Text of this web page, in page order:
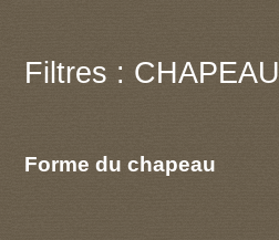
Filtres : CHAPEAU
Forme du chapeau